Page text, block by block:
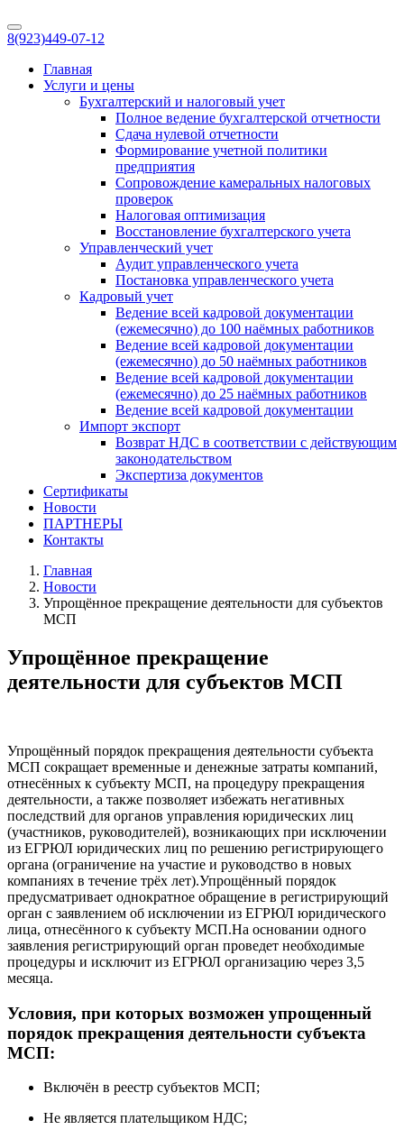
8(923)449-07-12
Главная
Услуги и цены
Бухгалтерский и налоговый учет
Полное ведение бухгалтерской отчетности
Сдача нулевой отчетности
Формирование учетной политики
предприятия
Сопровождение камеральных налоговых
проверок
Налоговая оптимизация
Восстановление бухгалтерского учета
Управленческий учет
Аудит управленческого учета
Постановка управленческого учета
Кадровый учет
Ведение всей кадровой документации
(ежемесячно) до 100 наёмных работников
Ведение всей кадровой документации
(ежемесячно) до 50 наёмных работников
Ведение всей кадровой документации
(ежемесячно) до 25 наёмных работников
Ведение всей кадровой документации
Импорт экспорт
Возврат НДС в соответствии с действующим
законодательством
Экспертиза документов
Сертификаты
Новости
ПАРТНЕРЫ
Контакты
Главная
Новости
Упрощённое прекращение деятельности для субъектов
МСП
Упрощённое прекращение
деятельности для субъектов МСП
Упрощённый порядок прекращения деятельности субъекта
МСП сокращает временные и денежные затраты компаний,
отнесённых к субъекту МСП, на процедуру прекращения
деятельности, а также позволяет избежать негативных
последствий для органов управления юридических лиц
(участников, руководителей), возникающих при исключении
из ЕГРЮЛ юридических лиц по решению регистрирующего
органа (ограничение на участие и руководство в новых
компаниях в течение трёх лет).Упрощённый порядок
предусматривает однократное обращение в регистрирующий
орган с заявлением об исключении из ЕГРЮЛ юридического
лица, отнесённого к субъекту МСП.На основании одного
заявления регистрирующий орган проведет необходимые
процедуры и исключит из ЕГРЮЛ организацию через 3,5
месяца.
Условия, при которых возможен упрощенный
порядок прекращения деятельности субъекта
МСП:
Включён в реестр субъектов МСП;
Не является плательщиком НДС;